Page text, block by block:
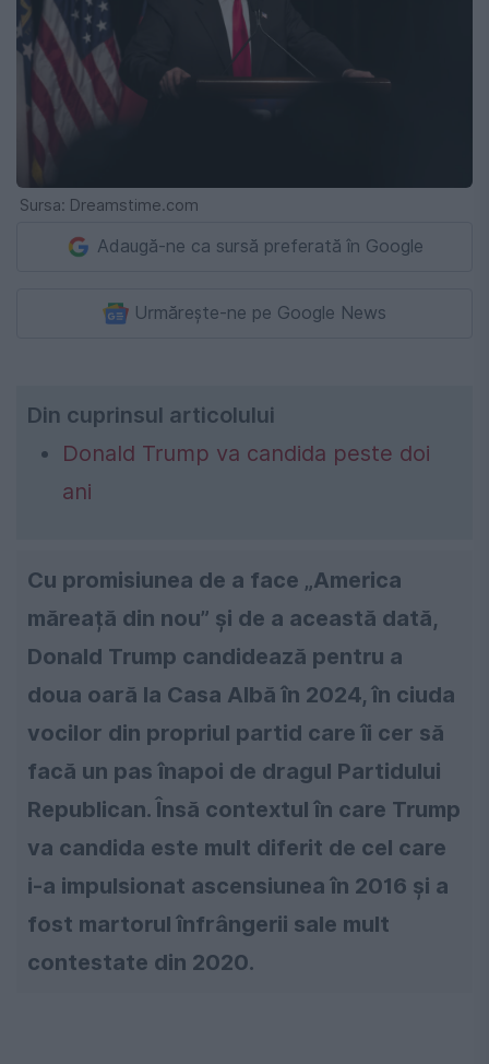
Sursa: Dreamstime.com
Adaugă-ne ca sursă preferată în Google
Urmărește-ne pe Google News
Din cuprinsul articolului
Donald Trump va candida peste doi
ani
Cu promisiunea de a face „America
măreață din nou” și de a această dată,
Donald Trump candidează pentru a
doua oară la Casa Albă în 2024, în ciuda
vocilor din propriul partid care îi cer să
facă un pas înapoi de dragul Partidului
Republican. Însă contextul în care Trump
va candida este mult diferit de cel care
i-a impulsionat ascensiunea în 2016 și a
fost martorul înfrângerii sale mult
contestate din 2020.